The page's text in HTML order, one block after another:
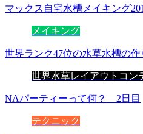
マックス自宅水槽メイキング
メイキング
世界ランク47位の水草水槽の
世界水草レイアウトコン
NAパーティーって何？ 2日目
テクニック